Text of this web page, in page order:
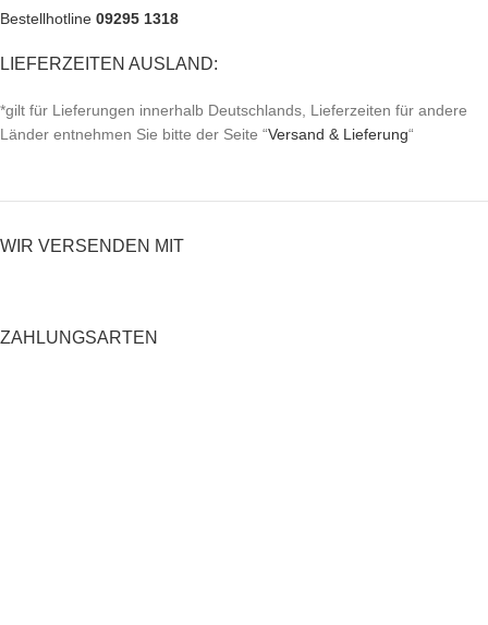
Bestellhotline 09295 1318
LIEFERZEITEN AUSLAND:
*gilt für Lieferungen innerhalb Deutschlands, Lieferzeiten für andere
Länder entnehmen Sie bitte der Seite “Versand & Lieferung“
WIR VERSENDEN MIT
ZAHLUNGSARTEN